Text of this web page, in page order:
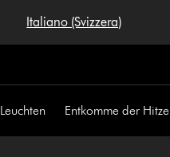
Italiano (Svizzera)
Leuchten Entkomme der Hitze